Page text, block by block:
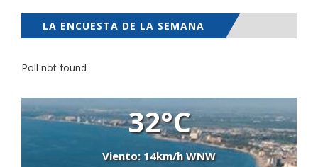
LA ENCUESTA DE LA SEMANA
Poll not found
32°C
Viento: 14km/h WNW